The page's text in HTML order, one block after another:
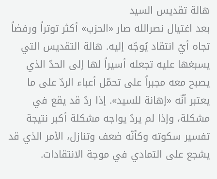
هالة تقديس السيد
بعد اغتيال نصرالله صار «الحزب» أكثر توتراً ورفضاً
تجاه أيّ انتقاد يُوجّه إليه. هالة التقديس التي
يسبغها عليه تجعله أسيراً لها إلى الحدّ الذي
يصبح معه مجبراً على تحمّل أعباء الردّ على ما
يعتبر أنّه «إهانة للسيد». إذا ردّ قد يقع في
مشكلة، وإذا لم يردّ يواجه مشكلة أكبر نتيجة
تفسير سكوته وكأنّه ضعف وتنازل، الأمر الذي قد
يشجع على التمادي في موجة الانتقادات.